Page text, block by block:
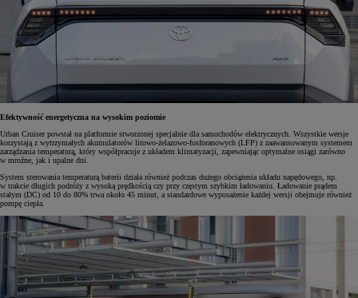
Efektywność energetyczna na wysokim poziomie
Urban Cruiser powstał na platformie stworzonej specjalnie dla samochodów elektrycznych. Wszystkie wersje
korzystają z wytrzymałych akumulatorów litowo-żelazowo-fosforanowych (LFP) z zaawansowanym systemem
zarządzania temperaturą, który współpracuje z układem klimatyzacji, zapewniając optymalne osiągi zarówno
w mroźne, jak i upalne dni.
System sterowania temperaturą baterii działa również podczas dużego obciążenia układu napędowego, np.
w trakcie długich podróży z wysoką prędkością czy przy częstym szybkim ładowaniu. Ładowanie prądem
stałym (DC) od 10 do 80% trwa około 45 minut, a standardowe wyposażenie każdej wersji obejmuje również
pompę ciepła.